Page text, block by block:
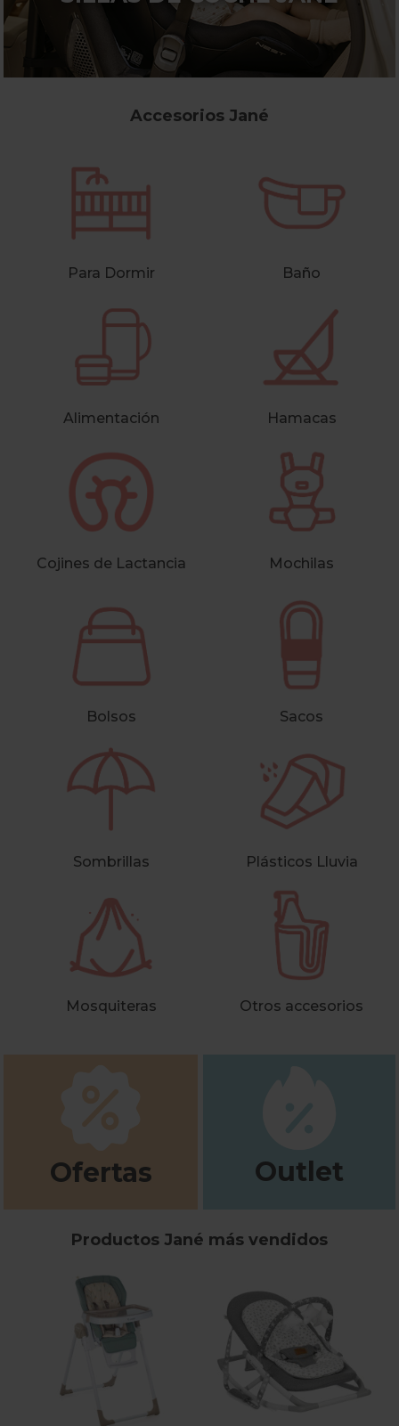
Accesorios Jané
Para Dormir Baño
Alimentación Hamacas
Cojines de Lactancia Mochilas
Bolsos Sacos
Sombrillas Plásticos Lluvia
Mosquiteras Otros accesorios
Ofertas Outlet
Productos Jané más vendidos